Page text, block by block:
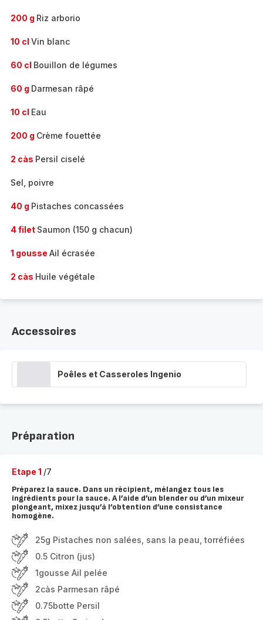
200 g Riz arborio
10 cl Vin blanc
60 cl Bouillon de légumes
60 g Darmesan râpé
10 cl Eau
200 g Crème fouettée
2 càs Persil ciselé
Sel, poivre
40 g Pistaches concassées
4 filet Saumon (150 g chacun)
1 gousse Ail écrasée
2 càs Huile végétale
Accessoires
Poêles et Casseroles Ingenio
Préparation
Etape 1 /7
Préparez la sauce. Dans un récipient, mélangez tous les
ingrédients pour la sauce. A l’aide d’un blender ou d’un mixeur
plongeant, mixez jusqu’à l’obtention d’une consistance
homogène.
25g Pistaches non salées, sans la peau, torréfiées
0.5 Citron (jus)
1gousse Ail pelée
2càs Parmesan râpé
0.75botte Persil